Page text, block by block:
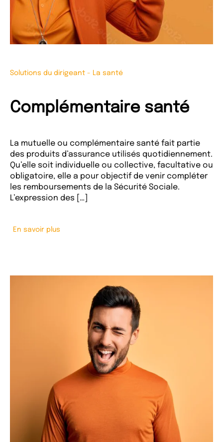
Solutions du dirigeant - La santé
Complémentaire santé
La mutuelle ou complémentaire santé fait partie
des produits d’assurance utilisés quotidiennement.
Qu’elle soit individuelle ou collective, facultative ou
obligatoire, elle a pour objectif de venir compléter
les remboursements de la Sécurité Sociale.
L’expression des […]
En savoir plus